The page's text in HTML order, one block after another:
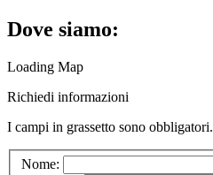
Dove siamo:
Loading Map
Richiedi informazioni
I campi in grassetto sono obbligatori.
Nome: